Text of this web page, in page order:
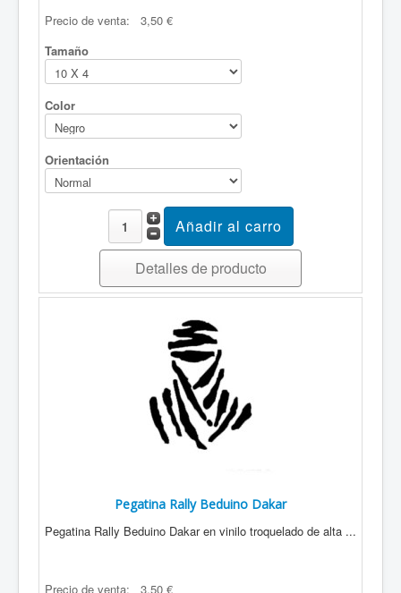
Precio de venta:
3,50 €
Tamaño
Color
Orientación
Detalles de producto
Pegatina Rally Beduino Dakar
Pegatina Rally Beduino Dakar en vinilo troquelado de alta ...
Precio de venta: 3,50 €